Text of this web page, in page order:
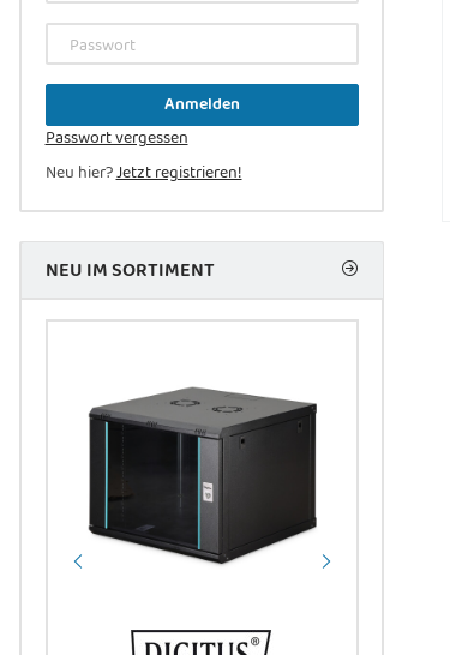
Passwort
Anmelden
Passwort vergessen
Neu hier?Jetzt registrieren!
NEU IM SORTIMENT